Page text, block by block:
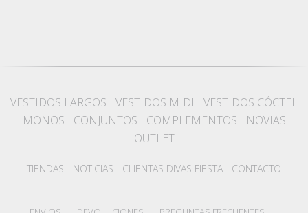
VESTIDOS LARGOS VESTIDOS MIDI
VESTIDOS CÓCTEL
MONOS
CONJUNTOS COMPLEMENTOS
NOVIAS
OUTLET
TIENDAS NOTICIAS CLIENTAS DIVAS FIESTA CONTACTO